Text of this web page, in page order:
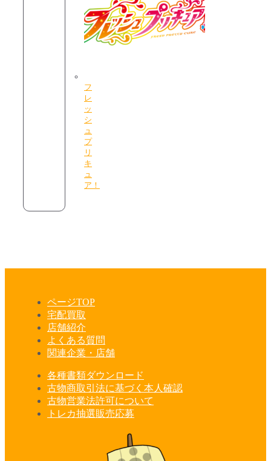
フ
レ
ッ
シ
ュ
プ
リ
キ
ュ
ア！
ページTOP
宅配買取
店舗紹介
よくある質問
関連企業・店舗
各種書類ダウンロード
古物商取引法に基づく本人確認
古物営業法許可について
トレカ抽選販売応募